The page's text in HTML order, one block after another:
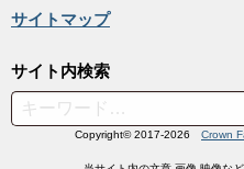
サイトマップ
サイト内検索
Search
Copyright© 2017-2026 Crown